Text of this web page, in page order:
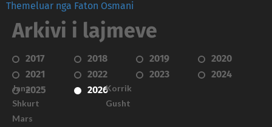
Themeluar nga Faton Osmani
Arkivi i lajmeve
2017 2018 2019
2020
2021
2022 2023
2024
2025
2026
Janar
Shkurt
Mars
Korrik
Gusht